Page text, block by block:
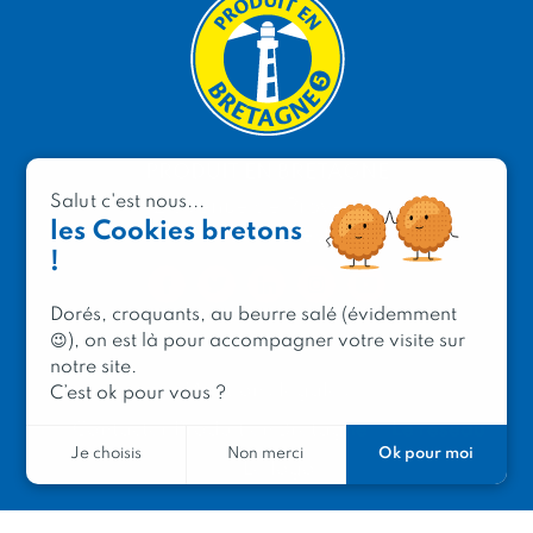
2 avenue de Provence
29200 Brest
Mentions légales
Contacter Produit en Bretagne
Le réseau
Salut c'est nous...
les Cookies bretons
!
Dorés, croquants, au beurre salé (évidemment
😉), on est là pour accompagner votre visite sur
notre site.
C’est ok pour vous ?
Je choisis Non merci Ok pour moi